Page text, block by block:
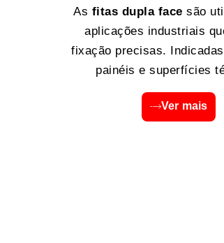
As fitas dupla face são
aplicações industriais
fixação precisas.
painéis e superfícies
Ver mais